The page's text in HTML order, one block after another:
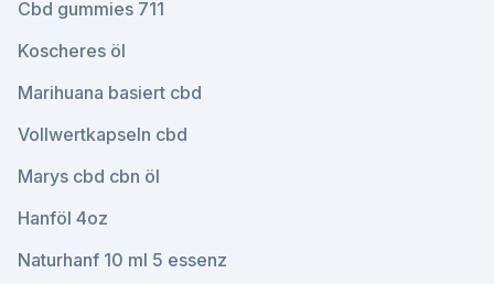
Cbd gummies 711
Koscheres öl
Marihuana basiert cbd
Vollwertkapseln cbd
Marys cbd cbn öl
Hanföl 4oz
Naturhanf 10 ml 5 essenz